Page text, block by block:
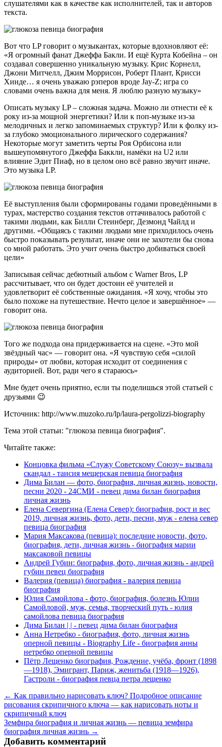
слушателями как в качестве как исполнителей, так и авторов
текста.
Вот что LP говорит о музыкантах, которые вдохновляют её:
«Я огромный фанат Джеффа Бакли. И ещё Курта Кобейна – он
создавал совершенно уникальную музыку. Крис Корнелл,
Джони Митчелл, Джим Моррисон, Роберт Плант, Крисси
Хинде… я очень уважаю рэперов вроде Jay-Z; игра со
словами очень важна для меня. Я люблю разную музыку»
Описать музыку LP – сложная задача. Можно ли отнести её к
року из-за мощной энергетики? Или к поп-музыке из-за
мелодичных и легко запоминаемых структур? Или к фолку из-
за глубоко эмоционального лирического содержания?
Некоторые могут заметить черты Роя Орбисона или
вышеупомянутого Джеффа Баккли, намёки на U2 или
влияние Эдит Пиаф, но в целом оно всё равно звучит иначе.
Это музыка LP.
Её выступления были сформированы годами проведёнными в
турах, мастерство создания текстов оттачивалось работой с
такими людьми, как Билли Стеинберг, Дезмонд Чайлд и
другими. «Общаясь с такими людьми мне приходилось очень
быстро показывать результат, иначе они не захотели бы снова
со мной работать. Это учит очень быстро добиваться своей
цели»
Записывая сейчас дебютный альбом с Warner Bros, LP
рассчитывает, что он будет достоин её учителей и
удовлетворит её собственные ожидания. «Я хочу, чтобы это
было похоже на путешествие. Нечто целое и завершённое» —
говорит она.
Того же подхода она придерживается на сцене. «Это мой
звёздный час» — говорит она. «Я чувствую себя «силой
природы» от любви, которая исходит от соединения с
аудиторией. Вот, ради чего я стараюсь»
Мне будет очень приятно, если ты поделишься этой статьей с
друзьями 😉
Источник: http://www.muzoko.ru/lp/laura-pergolizzi-biography
Тема этой статьи: "глюкоза певица биография".
Читайте также:
Концовка фильма «Служу Советскому Союзу» вызвала
скандал - таисия мещерская певица биография
Дима Билан — фото, биография, личная жизнь, новости,
песни 2020 - 24СМИ - певец дима билан биография
личная жизнь
Елена Севергина (Елена Север): биография, рост и вес
2019, личная жизнь, фото, дети, песни, муж - елена север
певица биография
Мария Максакова (певица): последние новости, фото,
биография, дети, личная жизнь - биография марии
максаковой певицы
Андрей Губин: биография, фото, личная жизнь - андрей
губин певец биография
Валерия (певица) биография - валерия певица
биография
Юлия Самойлова - фото, биография, болезнь Юлии
Самойловой, муж, семья, творческий путь - юлия
самойлова певица биография
Дима Билан | | - певец дима билан биография
Анна Нетребко - биография, фото, личная жизнь
оперной певицы - Biography Life - биография анны
нетребко оперной певицы
Пётр Лещенко биография, Рождение, учёба, фронт (1898
—1918), Эмигрант, Париж, женитьба (1918—1926),
Гастроли - биография певца петра лещенко
← Как правильно нарисовать ключ? Подробное описание
рисования скрипичного ключа — как нарисовать ноты и
скрипичный ключ
Земфира биография и личная жизнь — певица земфира
биография личная жизнь →
Добавить комментарий